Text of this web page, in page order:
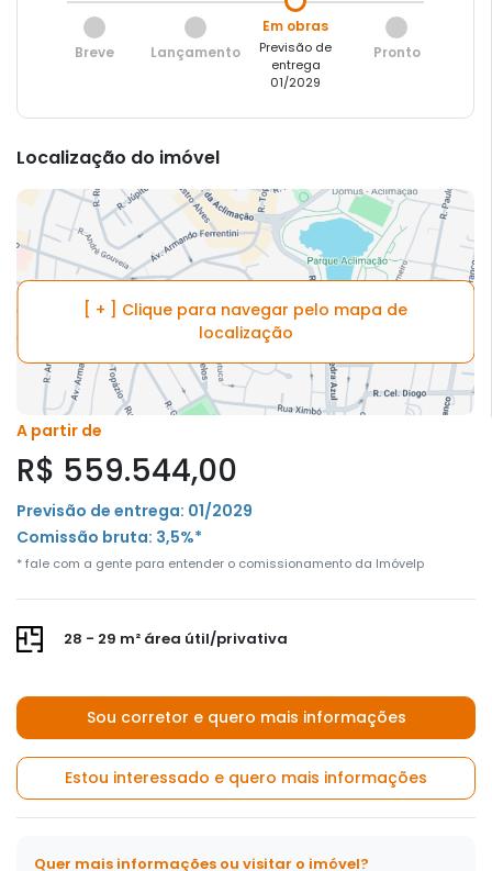
Breve Lançamento
Em obras
Previsão de
entrega
01/2029
Pronto
Localização do imóvel
[ + ] Clique para navegar pelo mapa de
localização
A partir de
R$ 559.544,00
Previsão de entrega: 01/2029
Comissão bruta: 3,5%*
* fale com a gente para entender o comissionamento da Imóvelp
28 - 29 m² área útil/privativa
Sou corretor e quero mais informações
Estou interessado e quero mais informações
Quer mais informações ou visitar o imóvel?